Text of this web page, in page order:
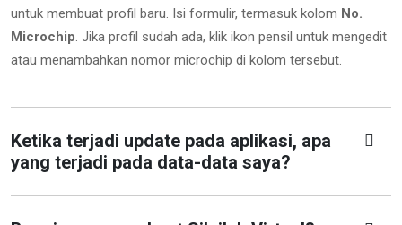
untuk membuat profil baru. Isi formulir, termasuk kolom No.
Microchip. Jika profil sudah ada, klik ikon pensil untuk mengedit
atau menambahkan nomor microchip di kolom tersebut.
Ketika terjadi update pada aplikasi, apa
yang terjadi pada data-data saya?